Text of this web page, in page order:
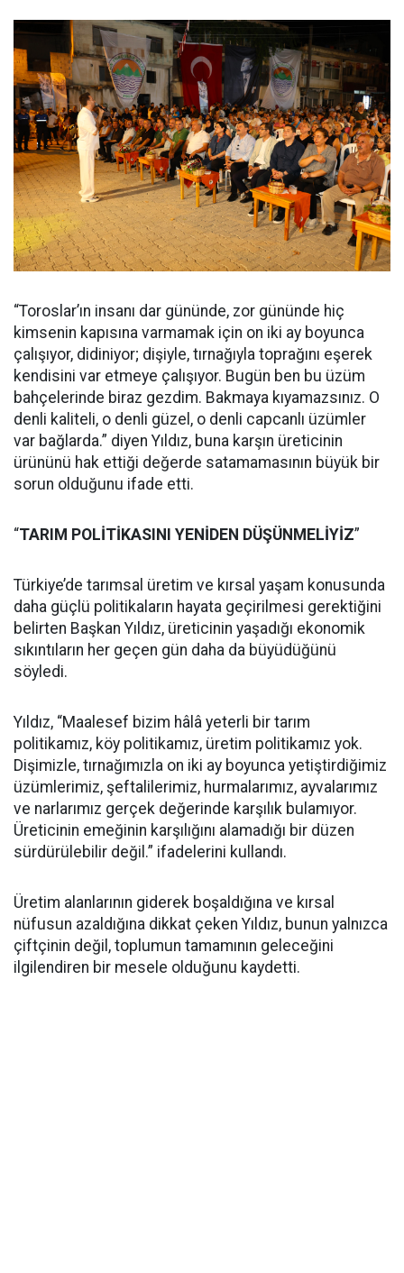
“Toroslar’ın insanı dar gününde, zor gününde hiç
kimsenin kapısına varmamak için on iki ay boyunca
çalışıyor, didiniyor; dişiyle, tırnağıyla toprağını eşerek
kendisini var etmeye çalışıyor. Bugün ben bu üzüm
bahçelerinde biraz gezdim. Bakmaya kıyamazsınız. O
denli kaliteli, o denli güzel, o denli capcanlı üzümler
var bağlarda.” diyen Yıldız, buna karşın üreticinin
ürününü hak ettiği değerde satamamasının büyük bir
sorun olduğunu ifade etti.
“TARIM POLİTİKASINI YENİDEN DÜŞÜNMELİYİZ”
Türkiye’de tarımsal üretim ve kırsal yaşam konusunda
daha güçlü politikaların hayata geçirilmesi gerektiğini
belirten Başkan Yıldız, üreticinin yaşadığı ekonomik
sıkıntıların her geçen gün daha da büyüdüğünü
söyledi.
Yıldız, “Maalesef bizim hâlâ yeterli bir tarım
politikamız, köy politikamız, üretim politikamız yok.
Dişimizle, tırnağımızla on iki ay boyunca yetiştirdiğimiz
üzümlerimiz, şeftalilerimiz, hurmalarımız, ayvalarımız
ve narlarımız gerçek değerinde karşılık bulamıyor.
Üreticinin emeğinin karşılığını alamadığı bir düzen
sürdürülebilir değil.” ifadelerini kullandı.
Üretim alanlarının giderek boşaldığına ve kırsal
nüfusun azaldığına dikkat çeken Yıldız, bunun yalnızca
çiftçinin değil, toplumun tamamının geleceğini
ilgilendiren bir mesele olduğunu kaydetti.